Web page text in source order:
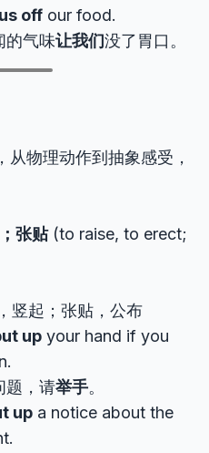
off our food.
的气味让我们没了胃口。
从物理动作到抽象感受，
张贴(to raise, to erect;
竖起；张贴，公布
up your hand if you
题，请举手。
up a notice about the